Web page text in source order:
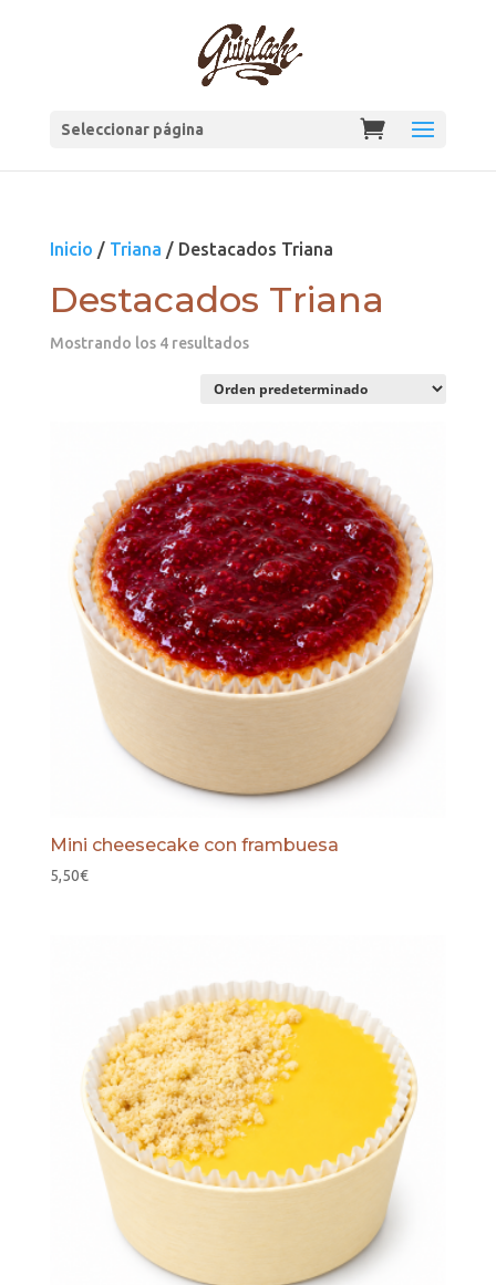
Seleccionar página
Inicio / Triana / Destacados Triana
Destacados Triana
Mostrando los 4 resultados
Mini cheesecake con frambuesa
5,50€